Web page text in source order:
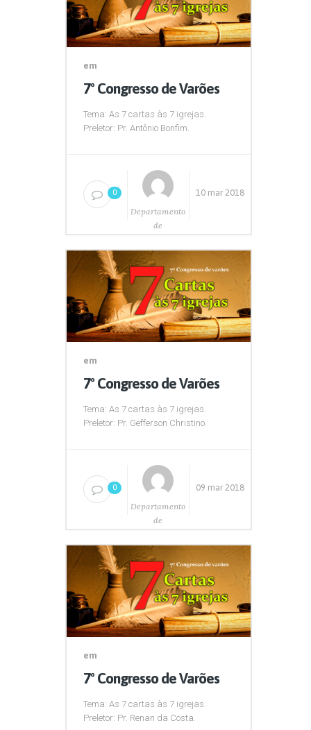
em
7º Congresso de Varões
Tema: As 7 cartas às 7 igrejas.
Preletor: Pr. Antônio Bonfim.
0
Departamento
de
10 mar 2018
em
7º Congresso de Varões
Tema: As 7 cartas às 7 igrejas.
Preletor: Pr. Gefferson Christino.
0
Departamento
de
09 mar 2018
em
7º Congresso de Varões
Tema: As 7 cartas às 7 igrejas.
Preletor: Pr. Renan da Costa.